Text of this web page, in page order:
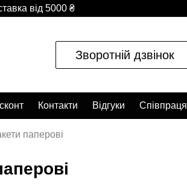
від 5000 ₴
Зворотній дзвінок
Контакти Відгуки Співпраця
паперові